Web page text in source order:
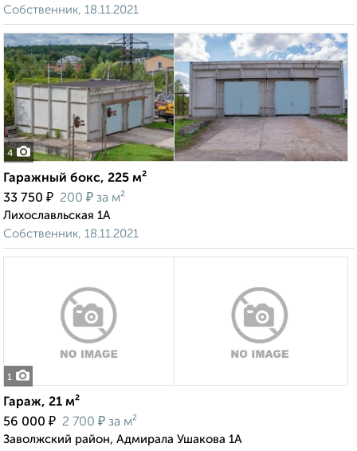
Собственник, 18.11.2021
4
Гаражный бокс, 225 м²
33 750 ₽ 200 ₽ за м²
Лихославльская 1А
Собственник, 18.11.2021
1
Гараж, 21 м²
56 000 ₽ 2 700 ₽ за м²
Заволжский район, Адмирала Ушакова 1А